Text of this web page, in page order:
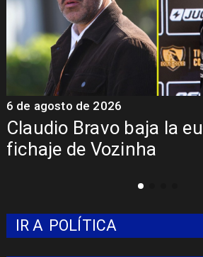
Claudio Bravo baja la
fichaje de Vozinha
6 de agosto de 2026
IR A POLÍTICA